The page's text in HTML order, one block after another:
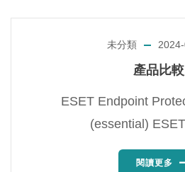
未分類
產品比較
ESET Endpoint
(essential)
閱讀更多